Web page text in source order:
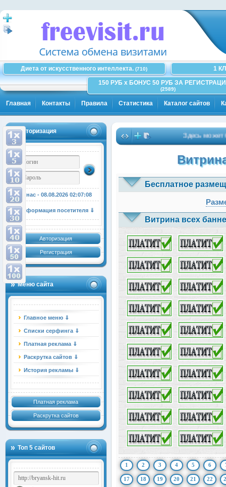
Диета от искусственного интеллекта. (710)
1
150 РУБ x БОНУС 50 РУБ ЗА
(2589)
Главная Контакты Правила Статистика Каталог сайтов
Авторизация
У нас - 08.08.2026 02:07:08
Информация посетителя ⇓
Авторизация
Регистрация
Меню сайта
Главное меню ⇓
Списки серфинга ⇓
Платная реклама ⇓
Раскрутка сайтов ⇓
История рекламы ⇓
Платная реклама
Раскрутка сайтов
Топ 5 сайтов
Здесь может
Бесплатное
Витрина всех
1 2 3 4 5 6
17 18 19 20 21 22